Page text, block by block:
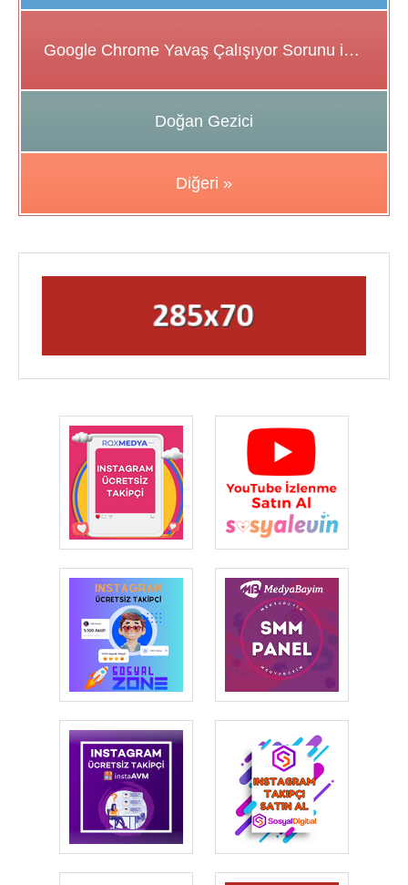
Google Chrome Yavaş Çalışıyor Sorunu için Çözüm Önerileri
Doğan Gezici
Diğeri »